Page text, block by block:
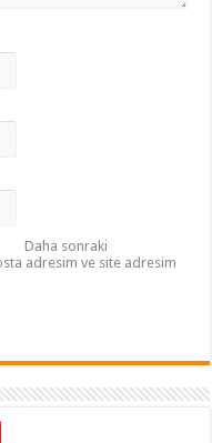
Daha sonraki
adresim ve site adresim